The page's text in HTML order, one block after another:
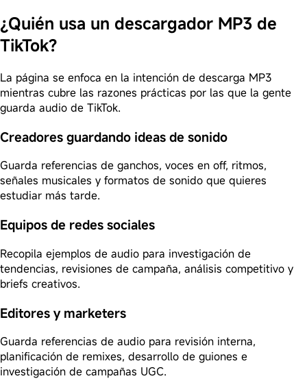
¿Quién usa un descargador MP3 de
TikTok?
La página se enfoca en la intención de descarga MP3
mientras cubre las razones prácticas por las que la gente
guarda audio de TikTok.
Creadores guardando ideas de sonido
Guarda referencias de ganchos, voces en off, ritmos,
señales musicales y formatos de sonido que quieres
estudiar más tarde.
Equipos de redes sociales
Recopila ejemplos de audio para investigación de
tendencias, revisiones de campaña, análisis competitivo y
briefs creativos.
Editores y marketers
Guarda referencias de audio para revisión interna,
planificación de remixes, desarrollo de guiones e
investigación de campañas UGC.